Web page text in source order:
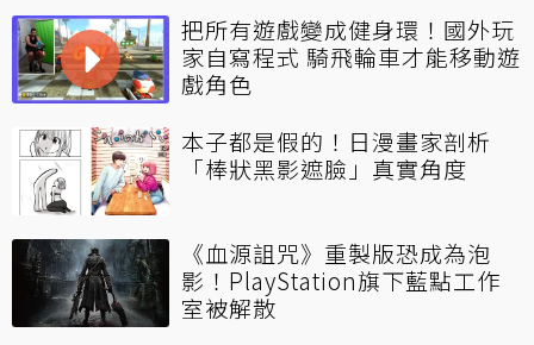
把所有遊戲變成健身環！國外玩
家自寫程式 騎飛輪車才能移動遊
戲角色
本子都是假的！日漫畫家剖析
「棒狀黑影遮臉」真實角度
《血源詛咒》重製版恐成為泡
影！PlayStation旗下藍點工作
室被解散